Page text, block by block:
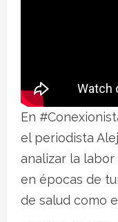
En
el periodista
analizar la
en épocas de
de salud como